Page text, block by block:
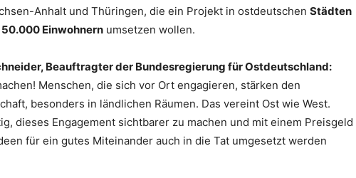
Anhalt und Thüringen, die ein Projekt in ostdeutschen Städten
Einwohnern umsetzen wollen.
Beauftragter der Bundesregierung für Ostdeutschland:
Menschen, die sich vor Ort engagieren, stärken den
besonders in ländlichen Räumen. Das vereint Ost wie West.
dieses Engagement sichtbarer zu machen und mit einem Preisgeld
für ein gutes Miteinander auch in die Tat umgesetzt werden